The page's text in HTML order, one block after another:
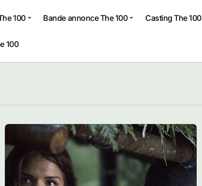
100 Bande annonce The 100 Casting The 100
100